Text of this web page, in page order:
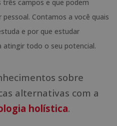
três campos e que podem
Contamos a você quais
e por que estudar
atingir todo o seu potencial.
sobre
alternativas com a
holística.